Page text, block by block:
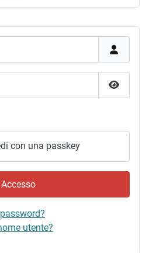
Mostra
con una passkey
Accesso
utente?